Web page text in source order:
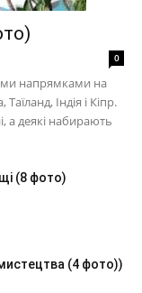
0
напрямками на
Індія і Кіпр.
а деякі набирають
(8 фото)
(4 фото))